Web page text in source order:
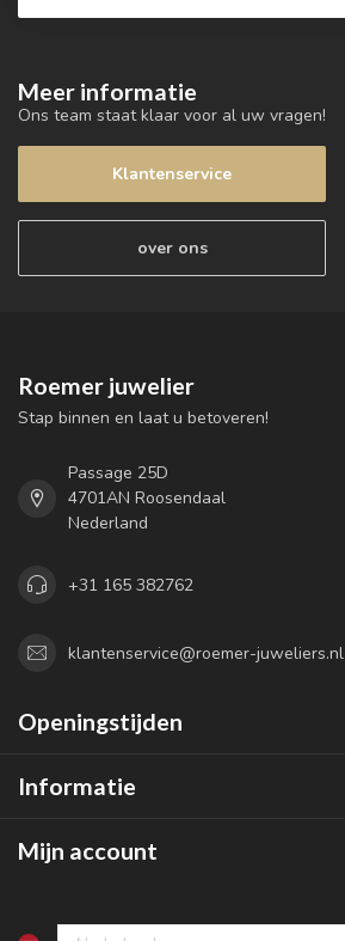
Meer informatie
Ons team staat klaar voor al uw vragen!
Klantenservice
over ons
Roemer juwelier
Stap binnen en laat u betoveren!
Passage 25D
4701AN Roosendaal
Nederland
+31 165 382762
klantenservice@roemer-juweliers.nl
Openingstijden
Informatie
Mijn account